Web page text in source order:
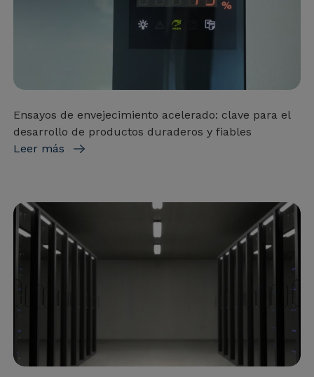
Ensayos de envejecimiento acelerado: clave para el
desarrollo de productos duraderos y fiables
Leer más